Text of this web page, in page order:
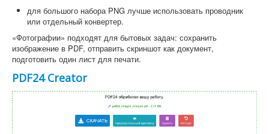
для большого набора PNG лучше использовать проводник
или отдельный конвертер.
«Фотографии» подходят для бытовых задач: сохранить
изображение в PDF, отправить скриншот как документ,
подготовить один лист для печати.
PDF24 Creator